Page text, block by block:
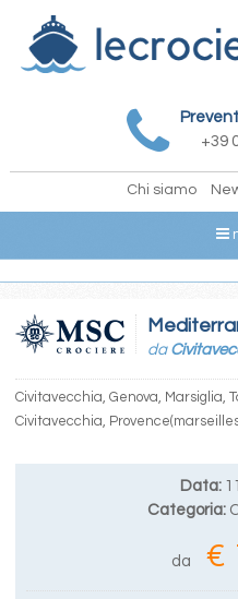
+39
Chi siamo
da
Civitavecchia, Genova, Marsiglia,
Civitavecchia,
Data:
Categoria:
da €